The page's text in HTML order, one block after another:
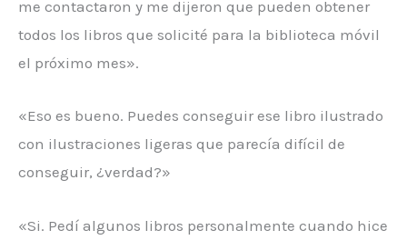
me contactaron y me dijeron que pueden obtener
todos los libros que solicité para la biblioteca móvil
el próximo mes».
«Eso es bueno. Puedes conseguir ese libro ilustrado
con ilustraciones ligeras que parecía difícil de
conseguir, ¿verdad?»
«Si. Pedí algunos libros personalmente cuando hice